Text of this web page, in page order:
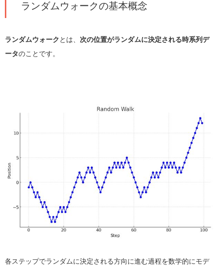
ランダムウォークの基本概念
ランダムウォーク とは、 次の位置がランダムに決定される時系列デ
ータのことです。
各ステップでランダムに決定される方向に進む過程を数学的にモデ